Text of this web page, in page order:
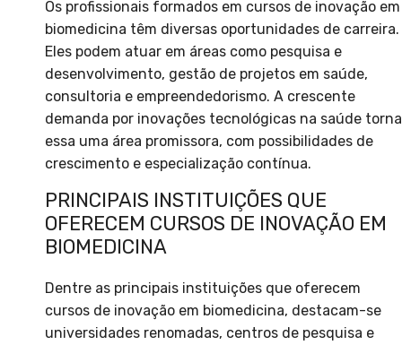
Os profissionais formados em cursos de inovação em
biomedicina têm diversas oportunidades de carreira.
Eles podem atuar em áreas como pesquisa e
desenvolvimento, gestão de projetos em saúde,
consultoria e empreendedorismo. A crescente
demanda por inovações tecnológicas na saúde torna
essa uma área promissora, com possibilidades de
crescimento e especialização contínua.
PRINCIPAIS INSTITUIÇÕES QUE
OFERECEM CURSOS DE INOVAÇÃO EM
BIOMEDICINA
Dentre as principais instituições que oferecem
cursos de inovação em biomedicina, destacam-se
universidades renomadas, centros de pesquisa e